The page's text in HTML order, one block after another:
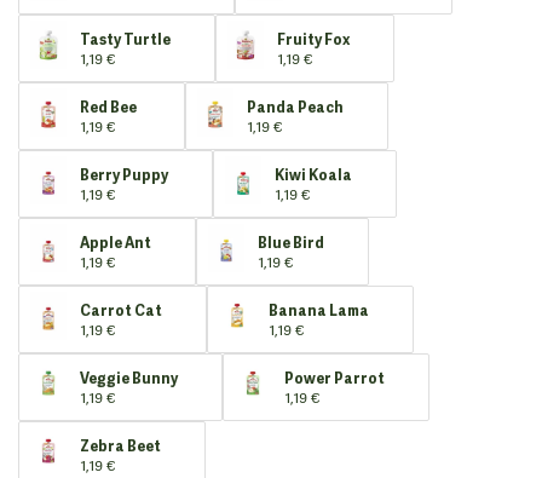
Tasty Turtle
1,19 €
Fruity Fox
1,19 €
Red Bee
1,19 €
Panda Peach
1,19 €
Berry Puppy
1,19 €
Kiwi Koala
1,19 €
Apple Ant
1,19 €
Blue Bird
1,19 €
Carrot Cat
1,19 €
Banana Lama
1,19 €
Veggie Bunny
1,19 €
Power Parrot
1,19 €
Zebra Beet
1,19 €